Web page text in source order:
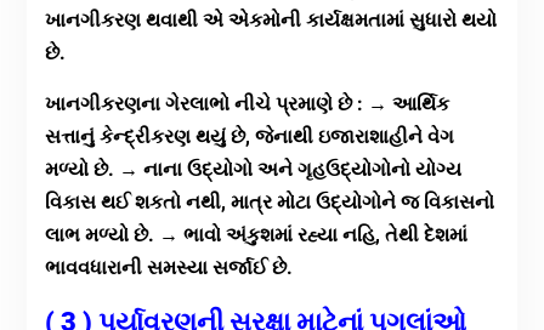
ખાનગીકરણ થવાથી એ એકમોની કાર્યક્ષમતામાં સુધારો થયો
છે.
ખાનગીકરણના ગેરલાભો નીચે પ્રમાણે છે : → આર્થિક
સત્તાનું કેન્દ્રીકરણ થયું છે, જેનાથી ઇજારાશાહીને વેગ
મળ્યો છે. → નાના ઉદ્યોગો અને ગૃહઉદ્યોગોનો યોગ્ય
વિકાસ થઈ શકતો નથી, માત્ર મોટા ઉદ્યોગોને જ વિકાસનો
લાભ મળ્યો છે. → ભાવો અંકુશમાં રહ્યા નહિ, તેથી દેશમાં
ભાવવધારાની સમસ્યા સર્જાઈ છે.
( 3 ) પર્યાવરણની સુરક્ષા માટેનાં પગલાંઓ